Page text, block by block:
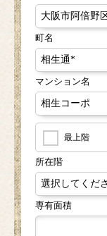
町名
マンション名
最上階
所在階
専有面積